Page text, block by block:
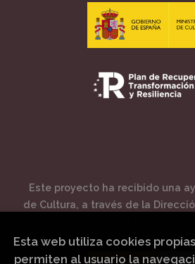
Este proyecto ha recibido una
de Cultura, a través de la
Esta web utiliza cookies
permiten al usuario la